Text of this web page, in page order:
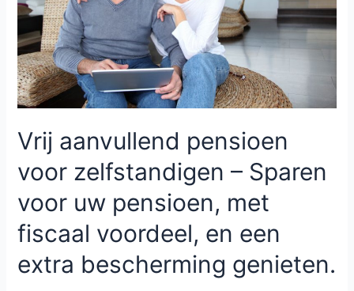
Vrij aanvullend pensioen
voor zelfstandigen – ​Sparen
voor uw pensioen, met
fiscaal voordeel, en een
extra bescherming genieten.